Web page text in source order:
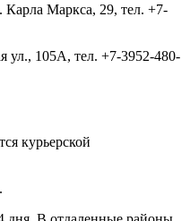
Маркса, 29, тел. +7-
ул., 105А, тел. +7-3952-480-
курьерской